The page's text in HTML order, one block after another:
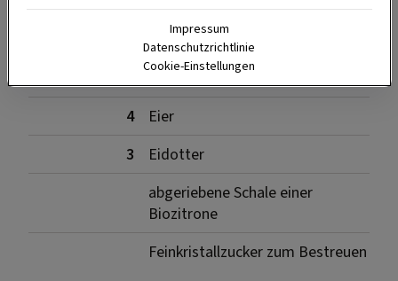
glattes Mehl
Haselnüsse (gerieben)
4
Eier
3
Eidotter
abgeriebene Schale einer
Biozitrone
Feinkristallzucker zum Bestreuen
Impressum
Datenschutzrichtlinie
Cookie-Einstellungen